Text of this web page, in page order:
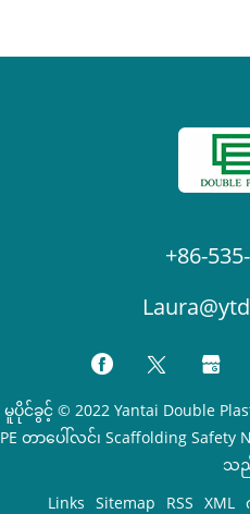
+86-
မူပိုင်ခွင့် © 2022 Yantai Double
PE တာပေါ်လင်၊ Scaffolding
သ
Links Sitemap RSS XML